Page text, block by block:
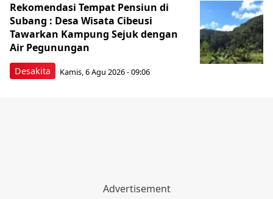
Desakita
Rekomendasi Tempat Pensiun di
Subang : Desa Wisata Cibeusi
Tawarkan Kampung Sejuk dengan
Air Pegunungan
Kamis, 6 Agu 2026 - 09:06